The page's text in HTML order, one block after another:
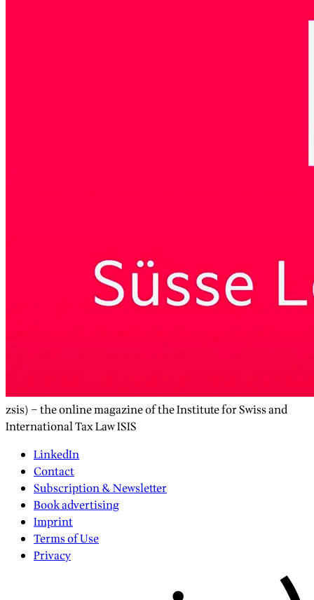
zsis) – the online magazine of the Institute for Swiss and
International Tax Law ISIS
LinkedIn
Contact
Subscription & Newsletter
Book advertising
Imprint
Terms of Use
Privacy